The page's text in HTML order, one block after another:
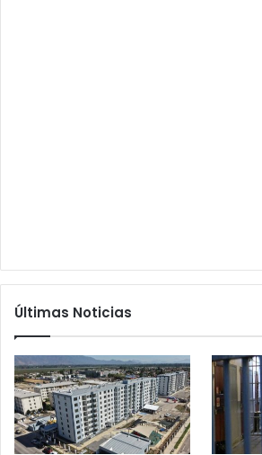
Últimas Noticias